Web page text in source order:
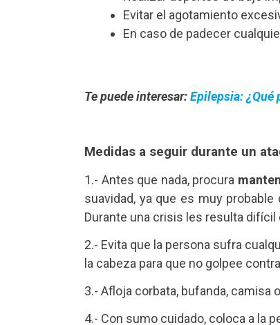
Evitar el agotamiento
En caso de padecer
Te puede interesar:Epilepsia: ¿Qué
Medidas a seguir durante un
1.- Antes que nada, procura
suavidad, ya que es muy
Durante una crisis les resulta
2.- Evita que la persona sufra
la cabeza para que no golpee
3.- Afloja corbata, bufanda, camisa
4.- Con sumo cuidado, coloca a la